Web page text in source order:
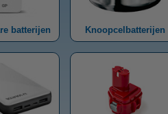
batterijen Knoopcelbatterijen